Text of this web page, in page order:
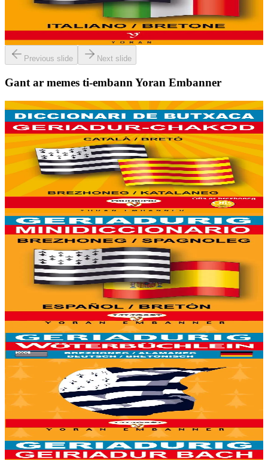
8000 ger ha troidigezh & fonetik a ya d'ober ar geriadur chakod-
mañ. Kavout a reer e-barzh geriaoueg ar vuhez pemdez.
Er stok6,00 €
Previous slide Next slide
Gant ar memes ti-embann Yoran Embanner
6 vloaz hag ouzhpenn
Yoran Embanner
Geriadur-chakod brezhoneg-katalaneg / katalaneg-
brezhoneg
8000 ger ha troidigezh & fonetik a ya d'ober ar geriadur chakod-
mañ. Kavout a reer e-barzh geriaoueg ar vuhez pemdez.
Er stok8,00 €
6 vloaz hag ouzhpenn
Yoran Embanner
Geriadurig brezhoneg-spagnoleg / spagnoleg-
brezhoneg
9500 ger ha troidigezh & fonetik a ya d'ober ar geriadur chakod-
mañ. Kavout a reer e-barzh geriaoueg ar vuhez pemdez.
Er stok6,00 €
6 vloaz hag ouzhpenn
Yoran Embanner
Geriadurig brezhoneg-alamaneg / alamaneg-
brezhoneg
8000 ger ha troidigezh & fonetik a ya d'ober ar geriadur chakod-
mañ. Kavout a reer e-barzh geriaoueg ar vuhez pemdez.
Er stok
6,00 €
6 vloaz hag ouzhpenn
Yoran Embanner